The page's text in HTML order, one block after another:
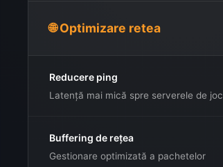
🌐 Optimizare retea
Reducere ping
Latență mai mică spre serverele de joc
Buffering de rețea
Gestionare optimizată a pachetelor